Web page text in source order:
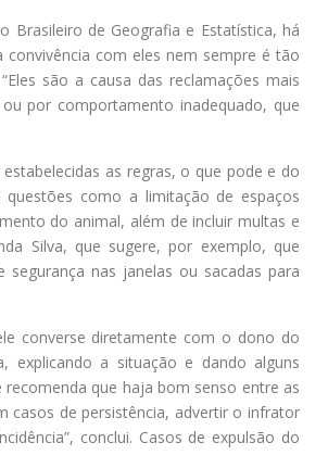
Brasileiro de Geografia e Estatística, há
com eles nem sempre é tão
são a causa das reclamações mais
por comportamento inadequado, que
as regras, o que pode e do
como a limitação de espaços
do animal, além de incluir multas e
Silva, que sugere, por exemplo, que
nas janelas ou sacadas para
converse diretamente com o dono do
explicando a situação e dando alguns
recomenda que haja bom senso entre as
casos de persistência, advertir o infrator
conclui. Casos de expulsão do